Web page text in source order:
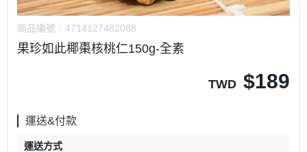
商品編號： 4714127482088
果珍如此椰棗核桃仁150g-全素
TWD $189
運送&付款
運送方式